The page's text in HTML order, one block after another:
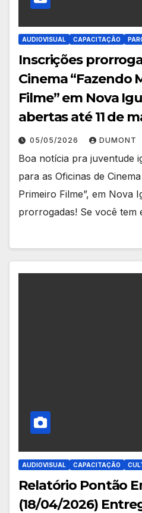
AUDIOVISUAL CAPACITAÇÃO
Inscrições
Cinema “Fazendo
Filme” em Nova
abertas até 11 de
05/05/2026 DUMONT
Boa notícia pra juventude
para as Oficinas de
Primeiro Filme”, em Nova
prorrogadas! Se você tem
AUDIOVISUAL CAPACITAÇÃO
Relatório Pontão
(18/04/2026)